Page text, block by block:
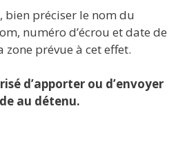
bien préciser le nom du
numéro d’écrou et date de
zone prévue à cet effet.
d’apporter ou d’envoyer
au détenu.